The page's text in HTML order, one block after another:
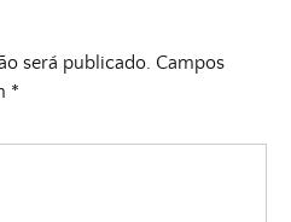
será publicado. Campos
*